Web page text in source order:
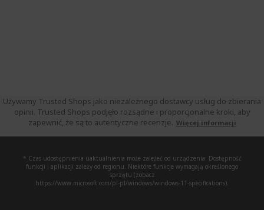
Używamy Trusted Shops jako niezależnego dostawcy usług do zbierania
opinii. Trusted Shops podjęło rozsądne i proporcjonalne kroki, aby
zapewnić, że są to autentyczne recenzje. Więcej informacji
* Czas udostępnienia uaktualnienia może zależeć od urządzenia. Dostępność
funkcji i aplikacji zależy od regionu. Niektóre funkcje wymagają określonego
sprzętu (zobacz
https://www.microsoft.com/pl-pl/windows/windows-11-specifications).